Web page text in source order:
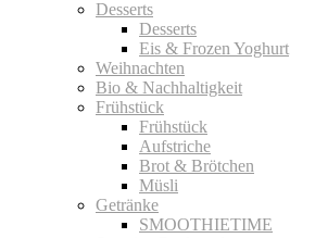
Desserts
Desserts
Eis & Frozen Yoghurt
Weihnachten
Bio & Nachhaltigkeit
Frühstück
Frühstück
Aufstriche
Brot & Brötchen
Müsli
Getränke
SMOOTHIETIME